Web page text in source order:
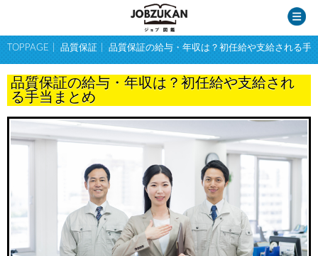
TOPPAGE 品質保証 品質保証の給与・年収は？初任給や支給される手
品質保証の給与・年収は？初任給や支給され
る手当まとめ